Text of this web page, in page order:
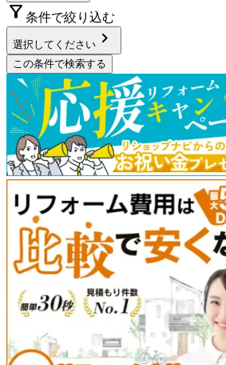
filter_alt 条件で絞り込む
選択してください chevron_right
この条件で検索する